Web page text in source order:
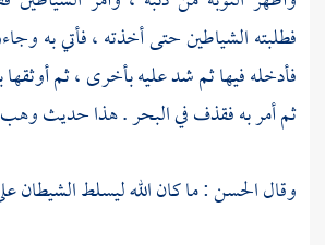
فطلبته الشياطين حتى أخذته ، فأتي به
فأدخله فيها ثم شد عليه بأخرى ، ثم
ثم أمر به فقذف في البحر . هذا حديثوهب
وقالالحسن: ما كان الله ليسلط الشيطان